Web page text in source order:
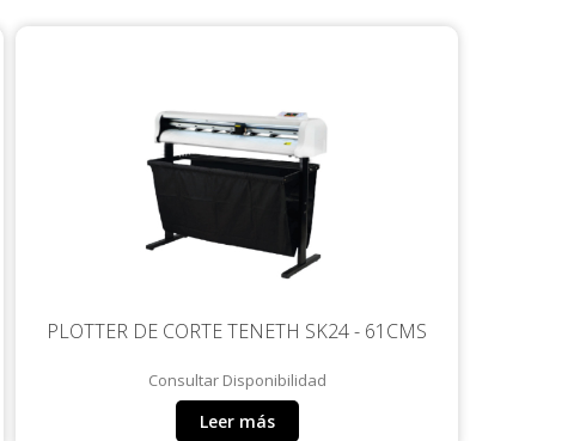
PLOTTER DE CORTE TENETH SK24 - 61CMS
Consultar Disponibilidad
Leer más